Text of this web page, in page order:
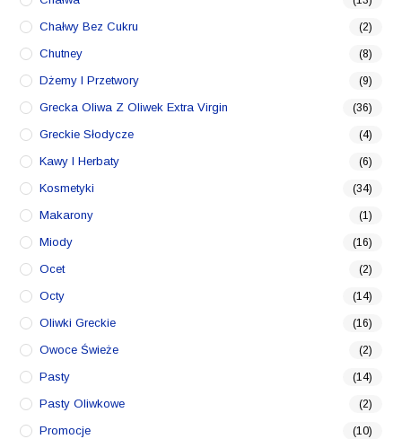
Chałwy Bez Cukru (2)
Chutney (8)
Dżemy I Przetwory (9)
Grecka Oliwa Z Oliwek Extra Virgin (36)
Greckie Słodycze (4)
Kawy I Herbaty (6)
Kosmetyki (34)
Makarony (1)
Miody (16)
Ocet (2)
Octy (14)
Oliwki Greckie (16)
Owoce Świeże (2)
Pasty (14)
Pasty Oliwkowe (2)
Promocje (10)